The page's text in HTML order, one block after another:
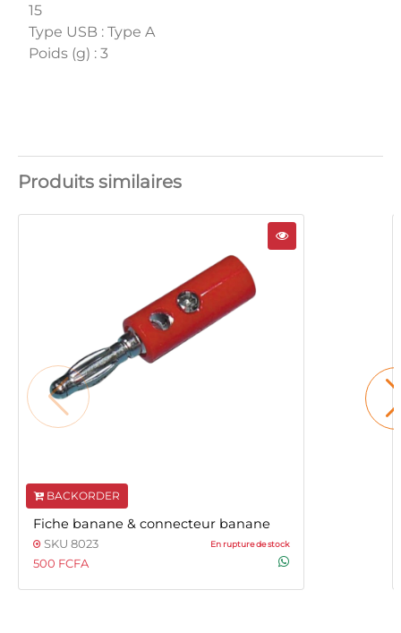
15
Type USB : Type A
Poids (g) : 3
Produits similaires
BACKORDER
Fiche banane & connecteur banane
SKU 8023 En rupture de stock
500 FCFA